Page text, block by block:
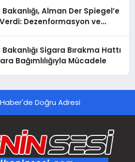
Bakanlığı, Alman Der Spiegel’e
Dezenformasyon ve
Bakanlığı Sigara Bırakma Hattı
Bağımlılığıyla Mücadele
Doğru Adresi